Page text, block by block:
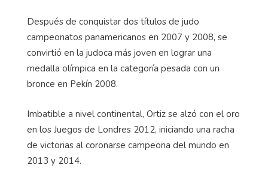
Después de conquistar dos títulos de judo
campeonatos panamericanos en 2007 y 2008, se
convirtió en la judoca más joven en lograr una
medalla olímpica en la categoría pesada con un
bronce en Pekín 2008.
Imbatible a nivel continental, Ortiz se alzó con el oro
en los Juegos de Londres 2012, iniciando una racha
de victorias al coronarse campeona del mundo en
2013 y 2014.